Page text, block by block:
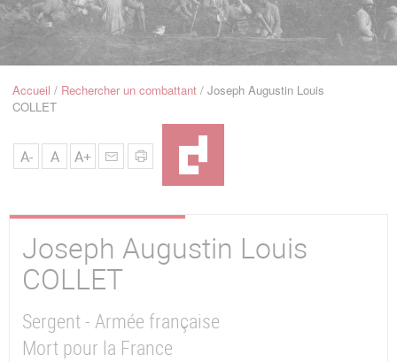
Navigation
Fil
Accueil Rechercher un combattant Joseph Augustin Louis
COLLET
A- A A+
Joseph Augustin Louis
COLLET
Sergent - Armée française
Mort pour la France